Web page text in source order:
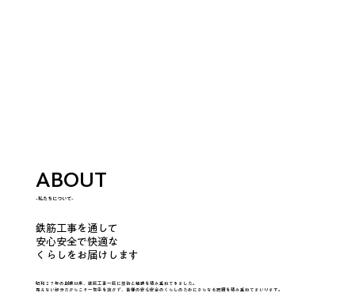
ABOUT
-私たちについて-
鉄筋工事を通して
安心安全で快適な
くらしをお届けします
昭和２７年の創業以来、鉄筋工事一筋に技術と経験を積み重ねてきました。
見えない部分だからこそ一切手を抜かず、皆様の安心安全のくらしのためにさらなる研鑽を積み重ねてまいります。